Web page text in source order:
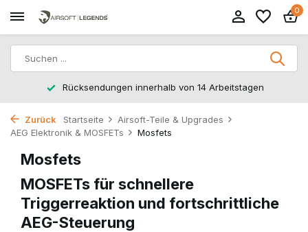
0
Rücksendungen innerhalb von 14 Arbeitstagen
Zurück Startseite
Airsoft-Teile & Upgrades
AEG Elektronik & MOSFETs
Mosfets
Mosfets
MOSFETs für schnellere
Triggerreaktion und fortschrittliche
AEG-Steuerung